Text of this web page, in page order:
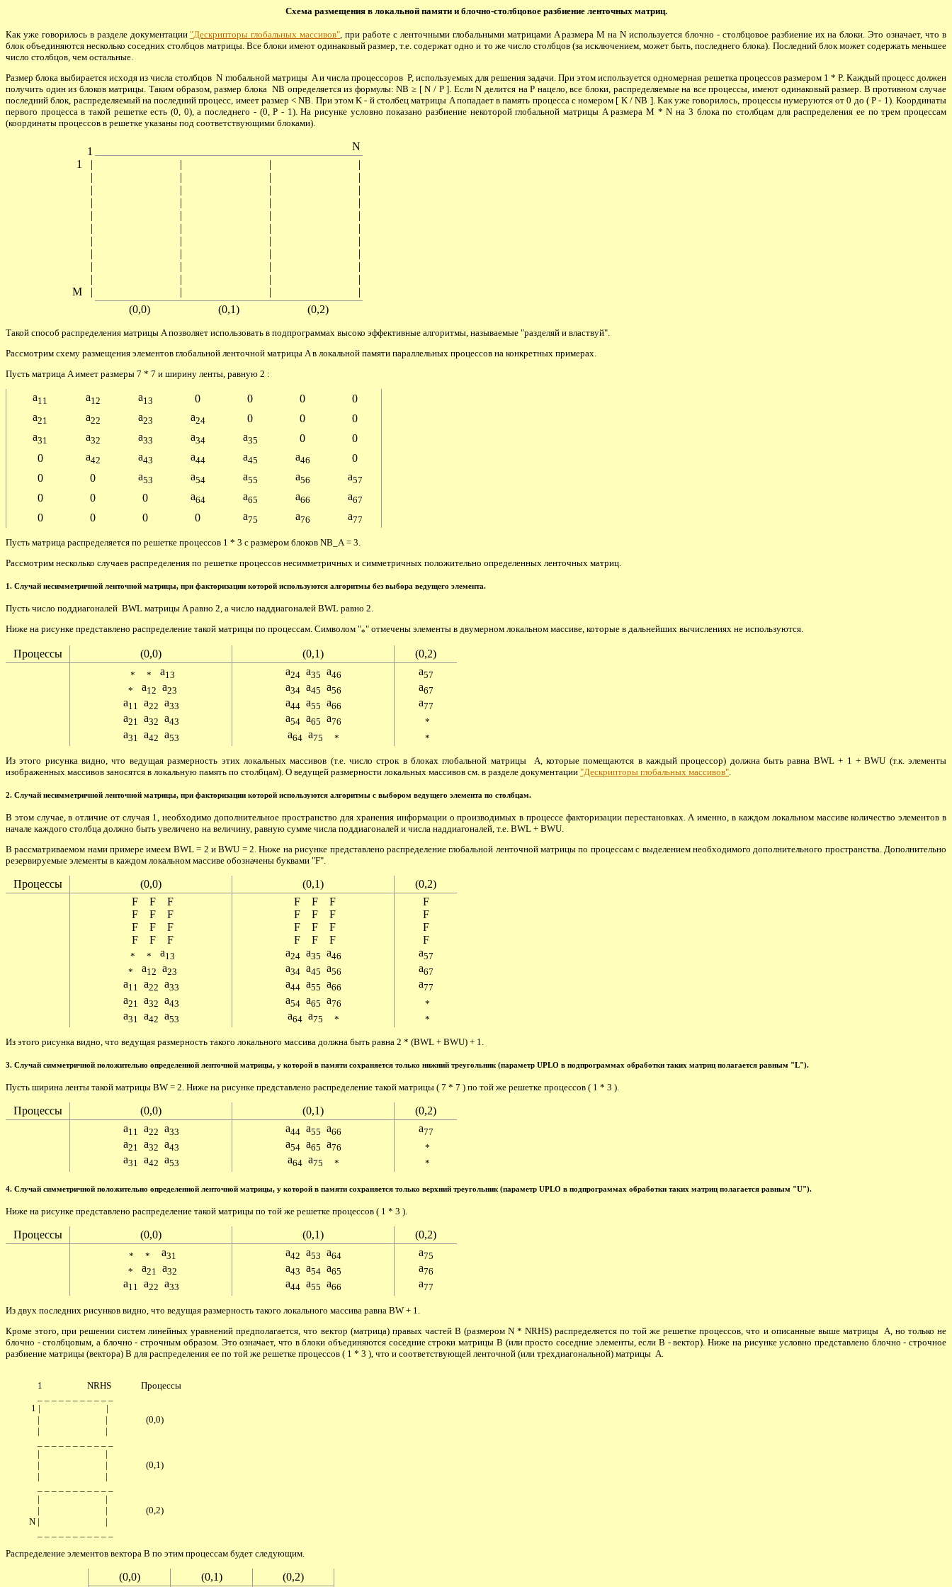
Схема размещения в локальной памяти и блочно-столбцовое разбиение ленточных матриц.
Как уже говорилось в разделе документации"Дескрипторы глобальных массивов", при работе с ленточными глобальными матрицами A размера M на N используется блочно - столбцовое разбиение их на блоки. Это означает, что в
блок объединяются несколько соседних столбцов матрицы. Все блоки имеют одинаковый размер, т.е. содержат одно и то же число столбцов (за исключением, может быть, последнего блока). Последний блок может содержать меньшее
число столбцов, чем остальные.
Размер блока выбирается исходя из числа столбцов N глобальной матрицы A и числа процессоров P, используемых для решения задачи. При этом используется одномерная решетка процессов размером 1 * P. Каждый процесс должен
получить один из блоков матрицы. Таким образом, размер блока NB определяется из формулы: NB ≥ [ N / P ]. Если N делится на P нацело, все блоки, распределяемые на все процессы, имеют одинаковый размер. В противном случае
последний блок, распределяемый на последний процесс, имеет размер < NB. При этом K - й столбец матрицы A попадает в память процесса с номером [ K / NB ]. Как уже говорилось, процессы нумеруются от 0 до ( P - 1). Координаты
первого процесса в такой решетке есть (0, 0), а последнего - (0, P - 1). На рисунке условно показано разбиение некоторой глобальной матрицы A размера M * N на 3 блока по столбцам для распределения ее по трем процессам
(координаты процессов в решетке указаны под соответствующими блоками).
1
1 |
|
|
|
|
|
|
|
|
|
M |
N
|
|
|
|
|
|
|
|
|
|
|
|
|
|
|
|
|
|
|
|
|
|
|
|
|
|
|
|
|
|
|
|
|
(0,0)
(0,1) (0,2)
Такой способ распределения матрицы A позволяет использовать в подпрограммах высоко эффективные алгоритмы, называемые "разделяй и властвуй".
Рассмотрим схему размещения элементов глобальной ленточной матрицы A в локальной памяти параллельных процессов на конкретных примерах.
Пусть матрица A имеет размеры 7 * 7 и ширину ленты, равную 2 :
a11 a12 a13 0 0 0
0
a21 a22 a23 a24 0 0
0
a31 a32 a33 a34 a35 0
0
0
a42 a43 a44 a45 a46
0
0
0 a53 a54 a55 a56 a57
0 0 0 a64 a65 a66 a67
0 0 0 0 a75 a76 a77
Пусть матрица распределяется по решетке процессов 1 * 3 с размером блоков NB_A = 3.
Рассмотрим несколько случаев распределения по решетке процессов несимметричных и симметричных положительно определенных ленточных матриц.
1. Случай несимметричной ленточной матрицы, при факторизации которой используются алгоритмы без выбора ведущего элемента.
Пусть число поддиагоналей BWL матрицы A равно 2, а число наддиагоналей BWL равно 2.
Ниже на рисунке представлено распределение такой матрицы по процессам. Символом "*" отмечены элементы в двумерном локальном массиве, которые в дальнейших вычислениях не используются.
Процессы (0,0) (0,1) (0,2)
* * a13
* a12 a23
a11 a22 a33
a21 a32 a43
a31 a42 a53
a24 a35 a46
a34 a45 a56
a44 a55 a66
a54 a65 a76
a64 a75 *
a57
a67
a77
*
*
Из этого рисунка видно, что ведущая размерность этих локальных массивов (т.е. число строк в блоках глобальной матрицы A, которые помещаются в каждый процессор) должна быть равна BWL + 1 + BWU (т.к. элементы
изображенных массивов заносятся в локальную память по столбцам). О ведущей размерности локальных массивов см. в разделе документации "Дескрипторы глобальных массивов"
2. Случай несимметричной ленточной матрицы, при факторизации которой используются алгоритмы с выбором ведущего элемента по столбцам.
В этом случае, в отличие от случая 1, необходимо дополнительное пространство для хранения информации о производимых в процессе факторизации перестановках. А именно, в каждом локальном массиве количество элементов в
начале каждого столбца должно быть увеличено на величину, равную сумме числа поддиагоналей и числа наддиагоналей, т.е. BWL + BWU.
В рассматриваемом нами примере имеем BWL = 2 и BWU = 2. Ниже на рисунке представлено распределение глобальной ленточной матрицы по процессам с выделением необходимого дополнительного пространства. Дополнительно
резервируемые элементы в каждом локальном массиве обозначены буквами "F".
Процессы (0,0) (0,1)
(0,2)
F F F
F F F
F F F
F F F
* * a13
* a12 a23
a11 a22 a33
a21 a32 a43
a31 a42 a53
F F F
F F F
F F F
F F F
a24 a35 a46
a34 a45 a56
a44 a55 a66
a54 a65 a76
a64 a75 *
F
F
F
F
a57
a67
a77
*
*
Из этого рисунка видно, что ведущая размерность такого локального массива должна быть равна 2 * (BWL + BWU) + 1.
3. Случай симметричной положительно определенной ленточной матрицы, у которой в памяти сохраняется только нижний треугольник (параметр UPLO в подпрограммах обработки таких матриц полагается равным "L").
Пусть ширина ленты такой матрицы BW = 2. Ниже на рисунке представлено распределение такой матрицы ( 7 * 7 ) по той же решетке процессов ( 1 * 3 ).
Процессы (0,0) (0,1)
(0,2)
a11 a22 a33
a21 a32 a43
a31 a42 a53
a44 a55 a66
a54 a65 a76
a64 a75 *
a77
*
*
4. Случай симметричной положительно определенной ленточной матрицы, у которой в памяти сохраняется только верхний треугольник (параметр UPLO в подпрограммах обработки таких матриц полагается равным "U").
Ниже на рисунке представлено распределение такой матрицы по той же решетке процессов ( 1 * 3 ).
Процессы (0,0) (0,1) (0,2)
* * a31
* a21 a32
a11 a22 a33
a42 a53 a64
a43 a54 a65
a44 a55 a66
a75
a76
a77
Из двух последних рисунков видно, что ведущая размерность такого локального массива равна BW + 1.
Кроме этого, при решении систем линейных уравнений предполагается, что вектор (матрица) правых частей B (размером N * NRHS) распределяется по той же решетке процессов, что и описанные выше матрицы A, но только не
блочно - столбцовым, а блочно - строчным образом. Это означает, что в блоки объединяются соседние строки матрицы B (или просто соседние элементы, если B - вектор). Ниже на рисунке условно представлено блочно - строчное
разбиение матрицы (вектора) B для распределения ее по той же решетке процессов ( 1 * 3 ), что и соответствующей ленточной (или трехдиагональной) матрицы A.
               1                     NRHS              Процессы
            1 |                               |
               |                               |                  (0,0)
               |                               |
               |                               |
               |                               |                  (0,1)
               |                               |
               |                               |
               |                               |                  (0,2)
           N |                               |
Распределение элементов вектора B по этим процессам будет следующим.
(0,0) (0,1) (0,2)